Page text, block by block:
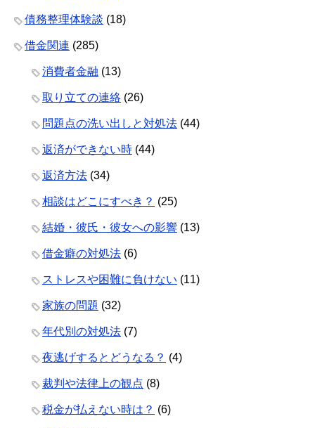
債務整理体験談 (18)
借金関連 (285)
消費者金融 (13)
取り立ての連絡 (26)
問題点の洗い出しと対処法 (44)
返済ができない時 (44)
返済方法 (34)
相談はどこにすべき？ (25)
結婚・彼氏・彼女への影響 (13)
借金癖の対処法 (6)
ストレスや困難に負けない (11)
家族の問題 (32)
年代別の対処法 (7)
夜逃げするとどうなる？ (4)
裁判や法律上の観点 (8)
税金が払えない時は？ (6)